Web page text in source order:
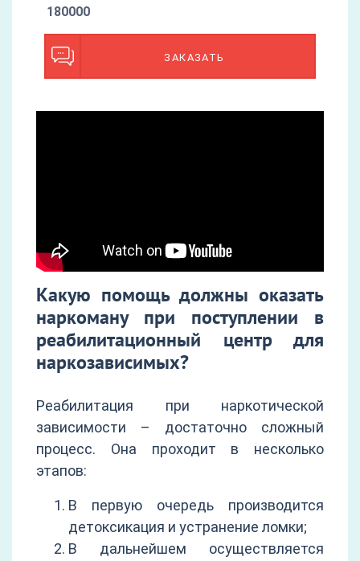
ЗАКАЗАТЬ
180000
Какую помощь должны оказать
наркоману при поступлении в
реабилитационный центр для
наркозависимых?
Реабилитация при наркотической
зависимости – достаточно сложный
процесс. Она проходит в несколько
этапов:
В первую очередь производится
детоксикация и устранение ломки;
В дальнейшем осуществляется